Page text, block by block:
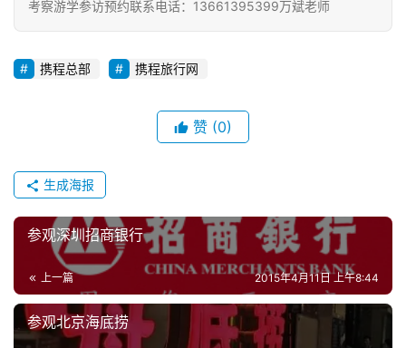
考察游学参访预约联系电话：13661395399万斌老师
携程总部 携程旅行网
赞 (0)
生成海报
参观深圳招商银行
上一篇 2015年4月11日 上午8:44
参观北京海底捞